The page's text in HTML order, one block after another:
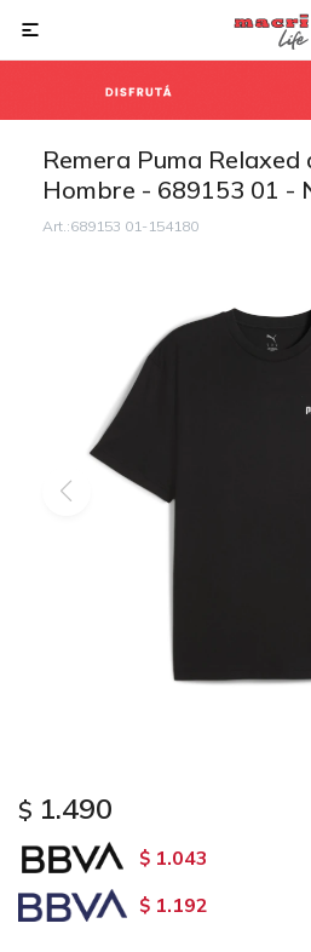

Remera Puma Relaxed
Hombre - 689153 01 -
689153 01-154180
$ 1.490
$ 1.043
$ 1.192